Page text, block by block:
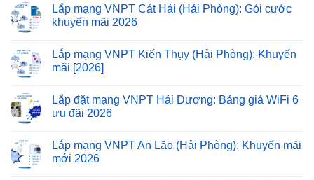
Lắp mạng VNPT Cát Hải (Hải Phòng): Gói cước
khuyến mãi 2026
Lắp mạng VNPT Kiến Thụy (Hải Phòng): Khuyến
mãi [2026]
Lắp đặt mạng VNPT Hải Dương: Bảng giá WiFi 6
ưu đãi 2026
Lắp mạng VNPT An Lão (Hải Phòng): Khuyến mãi
mới 2026